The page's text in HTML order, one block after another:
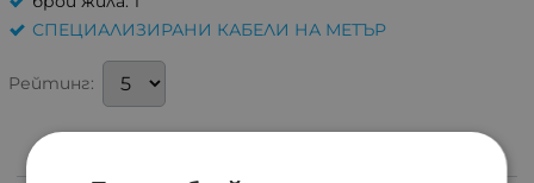
СПЕЦИАЛИЗИРАНИ КАБЕЛИ НА МЕТЪР
Рейтинг:
ИНФОРМАЦИЯ